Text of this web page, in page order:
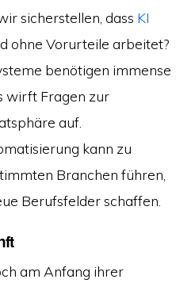
sicherstellen, dass KI
ohne Vorurteile arbeitet?
benötigen immense
wirft Fragen zur
auf.
kann zu
Branchen führen,
Berufsfelder schaffen.
am Anfang ihrer